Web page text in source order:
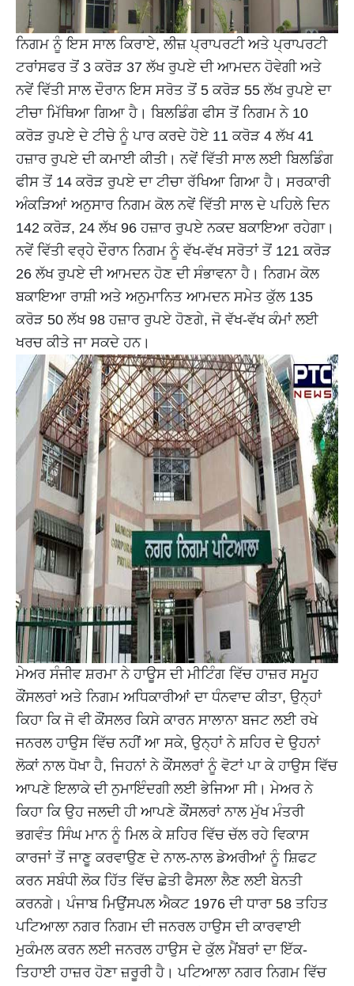
ਨਿਗਮ ਨੂੰ ਇਸ ਸਾਲ ਕਿਰਾਏ, ਲੀਜ਼ ਪ੍ਰਾਪਰਟੀ ਅਤੇ ਪ੍ਰਾਪਰਟੀ
ਟਰਾਂਸਫਰ ਤੋਂ 3 ਕਰੋੜ 37 ਲੱਖ ਰੁਪਏ ਦੀ ਆਮਦਨ ਹੋਵੇਗੀ ਅਤੇ
ਨਵੇਂ ਵਿੱਤੀ ਸਾਲ ਦੌਰਾਨ ਇਸ ਸਰੋਤ ਤੋਂ 5 ਕਰੋੜ 55 ਲੱਖ ਰੁਪਏ ਦਾ
ਟੀਚਾ ਮਿੱਥਿਆ ਗਿਆ ਹੈ। ਬਿਲਡਿੰਗ ਫੀਸ ਤੋਂ ਨਿਗਮ ਨੇ 10
ਕਰੋੜ ਰੁਪਏ ਦੇ ਟੀਚੇ ਨੂੰ ਪਾਰ ਕਰਦੇ ਹੋਏ 11 ਕਰੋੜ 4 ਲੱਖ 41
ਹਜ਼ਾਰ ਰੁਪਏ ਦੀ ਕਮਾਈ ਕੀਤੀ। ਨਵੇਂ ਵਿੱਤੀ ਸਾਲ ਲਈ ਬਿਲਡਿੰਗ
ਫੀਸ ਤੋਂ 14 ਕਰੋੜ ਰੁਪਏ ਦਾ ਟੀਚਾ ਰੱਖਿਆ ਗਿਆ ਹੈ। ਸਰਕਾਰੀ
ਅੰਕੜਿਆਂ ਅਨੁਸਾਰ ਨਿਗਮ ਕੋਲ ਨਵੇਂ ਵਿੱਤੀ ਸਾਲ ਦੇ ਪਹਿਲੇ ਦਿਨ
142 ਕਰੋੜ, 24 ਲੱਖ 96 ਹਜ਼ਾਰ ਰੁਪਏ ਨਕਦ ਬਕਾਇਆ ਰਹੇਗਾ।
ਨਵੇਂ ਵਿੱਤੀ ਵਰ੍ਹੇ ਦੌਰਾਨ ਨਿਗਮ ਨੂੰ ਵੱਖ-ਵੱਖ ਸਰੋਤਾਂ ਤੋਂ 121 ਕਰੋੜ
26 ਲੱਖ ਰੁਪਏ ਦੀ ਆਮਦਨ ਹੋਣ ਦੀ ਸੰਭਾਵਨਾ ਹੈ। ਨਿਗਮ ਕੋਲ
ਬਕਾਇਆ ਰਾਸ਼ੀ ਅਤੇ ਅਨੁਮਾਨਿਤ ਆਮਦਨ ਸਮੇਤ ਕੁੱਲ 135
ਕਰੋੜ 50 ਲੱਖ 98 ਹਜ਼ਾਰ ਰੁਪਏ ਹੋਣਗੇ, ਜੋ ਵੱਖ-ਵੱਖ ਕੰਮਾਂ ਲਈ
ਖਰਚ ਕੀਤੇ ਜਾ ਸਕਦੇ ਹਨ।
ਮੇਅਰ ਸੰਜੀਵ ਸ਼ਰਮਾ ਨੇ ਹਾਊਸ ਦੀ ਮੀਟਿੰਗ ਵਿੱਚ ਹਾਜ਼ਰ ਸਮੂਹ
ਕੌਂਸਲਰਾਂ ਅਤੇ ਨਿਗਮ ਅਧਿਕਾਰੀਆਂ ਦਾ ਧੰਨਵਾਦ ਕੀਤਾ, ਉਨ੍ਹਾਂ
ਕਿਹਾ ਕਿ ਜੋ ਵੀ ਕੌਂਸਲਰ ਕਿਸੇ ਕਾਰਨ ਸਾਲਾਨਾ ਬਜਟ ਲਈ ਰਖੇ
ਜਨਰਲ ਹਾਉਸ ਵਿੱਚ ਨਹੀਂ ਆ ਸਕੇ, ਉਨ੍ਹਾਂ ਨੇ ਸ਼ਹਿਰ ਦੇ ਉਹਨਾਂ
ਲੋਕਾਂ ਨਾਲ ਧੋਖਾ ਹੈ, ਜਿਹਨਾਂ ਨੇ ਕੌਂਸਲਰਾਂ ਨੂੰ ਵੋਟਾਂ ਪਾ ਕੇ ਹਾਉਸ ਵਿੱਚ
ਆਪਣੇ ਇਲਾਕੇ ਦੀ ਨੁਮਾਇੰਦਗੀ ਲਈ ਭੇਜਿਆ ਸੀ। ਮੇਅਰ ਨੇ
ਕਿਹਾ ਕਿ ਉਹ ਜਲਦੀ ਹੀ ਆਪਣੇ ਕੌਂਸਲਰਾਂ ਨਾਲ ਮੁੱਖ ਮੰਤਰੀ
ਭਗਵੰਤ ਸਿੰਘ ਮਾਨ ਨੂੰ ਮਿਲ ਕੇ ਸ਼ਹਿਰ ਵਿੱਚ ਚੱਲ ਰਹੇ ਵਿਕਾਸ
ਕਾਰਜਾਂ ਤੋਂ ਜਾਣੂ ਕਰਵਾਉਣ ਦੇ ਨਾਲ-ਨਾਲ ਡੇਅਰੀਆਂ ਨੂੰ ਸ਼ਿਫਟ
ਕਰਨ ਸਬੰਧੀ ਲੋਕ ਹਿੱਤ ਵਿੱਚ ਛੇਤੀ ਫੈਸਲਾ ਲੈਣ ਲਈ ਬੇਨਤੀ
ਕਰਨਗੇ। ਪੰਜਾਬ ਮਿਉਂਸਪਲ ਐਕਟ 1976 ਦੀ ਧਾਰਾ 58 ਤਹਿਤ
ਪਟਿਆਲਾ ਨਗਰ ਨਿਗਮ ਦੀ ਜਨਰਲ ਹਾਉਸ ਦੀ ਕਾਰਵਾਈ
ਮੁਕੰਮਲ ਕਰਨ ਲਈ ਜਨਰਲ ਹਾਉਸ ਦੇ ਕੁੱਲ ਮੈਂਬਰਾਂ ਦਾ ਇੱਕ-
ਤਿਹਾਈ ਹਾਜ਼ਰ ਹੋਣਾ ਜ਼ਰੂਰੀ ਹੈ। ਪਟਿਆਲਾ ਨਗਰ ਨਿਗਮ ਵਿੱਚ